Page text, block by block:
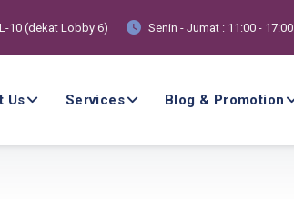
10 (dekat Lobby 6) Senin - Jumat : 11:00 - 17:00
Us Services Blog & Promotion